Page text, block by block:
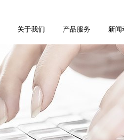
关于我们 产品服务 新闻